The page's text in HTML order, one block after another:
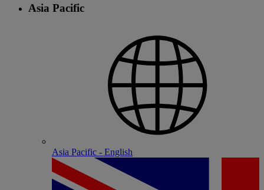
Asia Pacific
Asia Pacific - English